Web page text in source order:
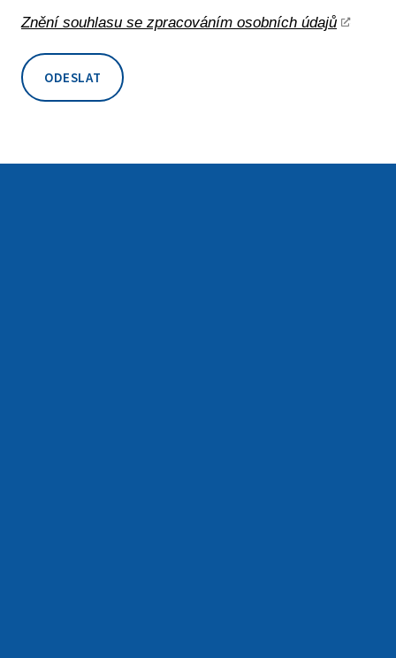
Znění souhlasu se zpracováním osobních údajů
ODESLAT